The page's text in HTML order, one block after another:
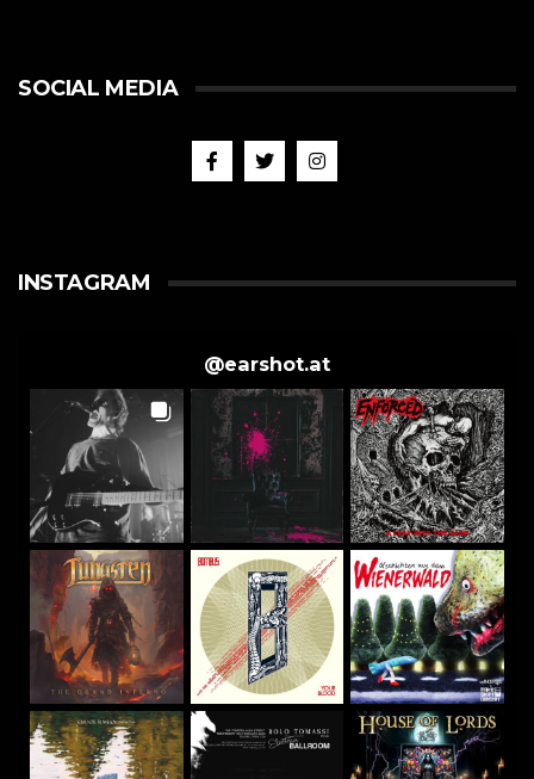
SOCIAL MEDIA
INSTAGRAM
@earshot.at